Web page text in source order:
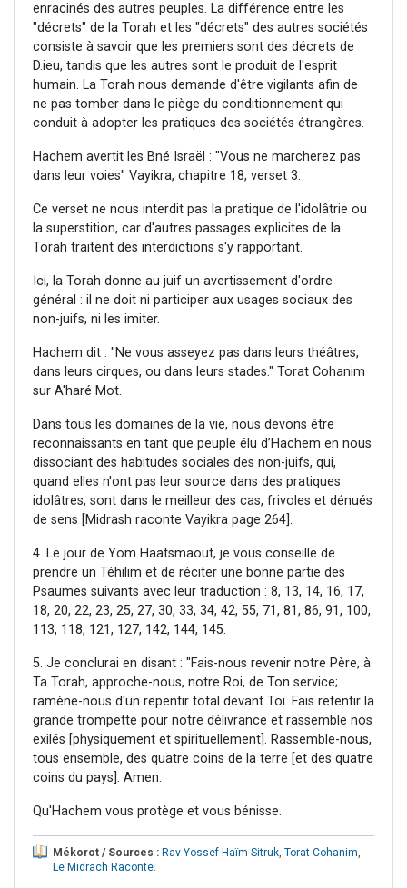
enracinés des autres peuples. La différence entre les
"décrets" de la Torah et les "décrets" des autres sociétés
consiste à savoir que les premiers sont des décrets de
D.ieu, tandis que les autres sont le produit de l'esprit
humain. La Torah nous demande d'être vigilants afin de
ne pas tomber dans le piège du conditionnement qui
conduit à adopter les pratiques des sociétés étrangères.
Hachem avertit les Bné Israël : "Vous ne marcherez pas
dans leur voies" Vayikra, chapitre 18, verset 3.
Ce verset ne nous interdit pas la pratique de l'idolâtrie ou
la superstition, car d'autres passages explicites de la
Torah traitent des interdictions s'y rapportant.
Ici, la Torah donne au juif un avertissement d'ordre
général : il ne doit ni participer aux usages sociaux des
non-juifs, ni les imiter.
Hachem dit : "Ne vous asseyez pas dans leurs théâtres,
dans leurs cirques, ou dans leurs stades." Torat Cohanim
sur A'haré Mot.
Dans tous les domaines de la vie, nous devons être
reconnaissants en tant que peuple élu d’Hachem en nous
dissociant des habitudes sociales des non-juifs, qui,
quand elles n'ont pas leur source dans des pratiques
idolâtres, sont dans le meilleur des cas, frivoles et dénués
de sens [Midrash raconte Vayikra page 264].
4. Le jour de Yom Haatsmaout, je vous conseille de
prendre un Téhilim et de réciter une bonne partie des
Psaumes suivants avec leur traduction : 8, 13, 14, 16, 17,
18, 20, 22, 23, 25, 27, 30, 33, 34, 42, 55, 71, 81, 86, 91, 100,
113, 118, 121, 127, 142, 144, 145.
5. Je conclurai en disant : "Fais-nous revenir notre Père, à
Ta Torah, approche-nous, notre Roi, de Ton service;
ramène-nous d'un repentir total devant Toi. Fais retentir la
grande trompette pour notre délivrance et rassemble nos
exilés [physiquement et spirituellement]. Rassemble-nous,
tous ensemble, des quatre coins de la terre [et des quatre
coins du pays]. Amen.
Qu'Hachem vous protège et vous bénisse.
Mékorot / Sources : Rav Yossef-Haïm Sitruk, Torat Cohanim,
Le Midrach Raconte.